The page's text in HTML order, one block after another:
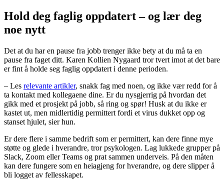
Hold deg faglig oppdatert – og lær deg
noe nytt
Det at du har en pause fra jobb trenger ikke bety at du må ta en
pause fra faget ditt. Karen Kollien Nygaard tror tvert imot at det bare
er fint å holde seg faglig oppdatert i denne perioden.
– Les relevante artikler, snakk fag med noen, og ikke vær redd for å
ta kontakt med kollegaene dine. Er du nysgjerrig på hvordan det
gikk med et prosjekt på jobb, så ring og spør! Husk at du ikke er
kastet ut, men midlertidig permittert fordi et virus dukket opp og
stanset hjulet, sier hun.
Er dere flere i samme bedrift som er permittert, kan dere finne mye
støtte og glede i hverandre, tror psykologen. Lag lukkede grupper på
Slack, Zoom eller Teams og prat sammen underveis. På den måten
kan dere fungere som en heiagjeng for hverandre, og dere slipper å
bli logget av fellesskapet.